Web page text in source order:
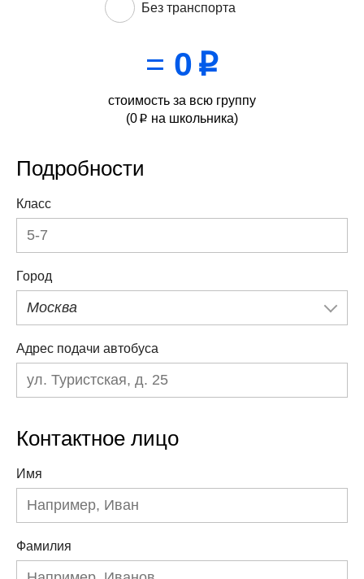
Без транспорта
= 0 p
стоимость за всю группу
(0 p на школьника)
Подробности
Класс
Город
Москва
Адрес подачи автобуса
Контактное лицо
Имя
Фамилия